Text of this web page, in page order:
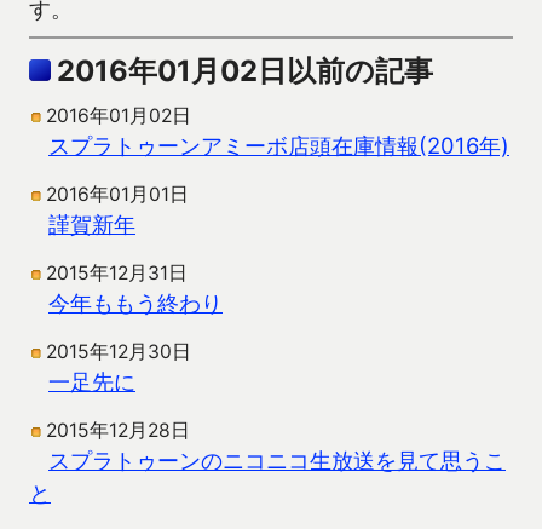
す。
2016年01月02日以前の記事
2016年01月02日
スプラトゥーンアミーボ店頭在庫情報(2016年)
2016年01月01日
謹賀新年
2015年12月31日
今年ももう終わり
2015年12月30日
一足先に
2015年12月28日
スプラトゥーンのニコニコ生放送を見て思うこ
と